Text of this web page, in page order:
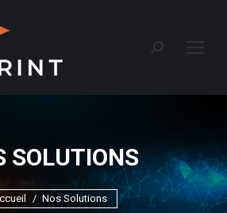
Recherche
SOLUTIONS
Vous êtes ici :
Nos Solutions